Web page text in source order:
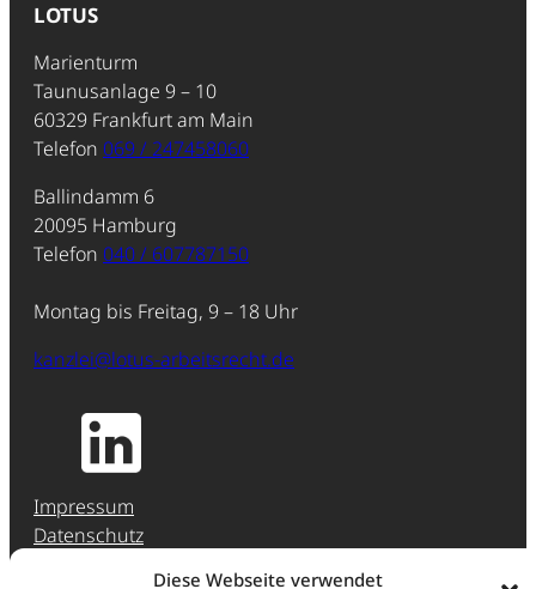
Diese Webseite verwendet
LOTUS
Marienturm
Taunusanlage 9 – 10
60329 Frankfurt am Main
Telefon 069 / 247458060
Ballindamm 6
20095 Hamburg
Telefon 040 / 607787150
Montag bis Freitag, 9 – 18 Uhr
kanzlei@lotus-arbeitsrecht.de
Impressum
Datenschutz